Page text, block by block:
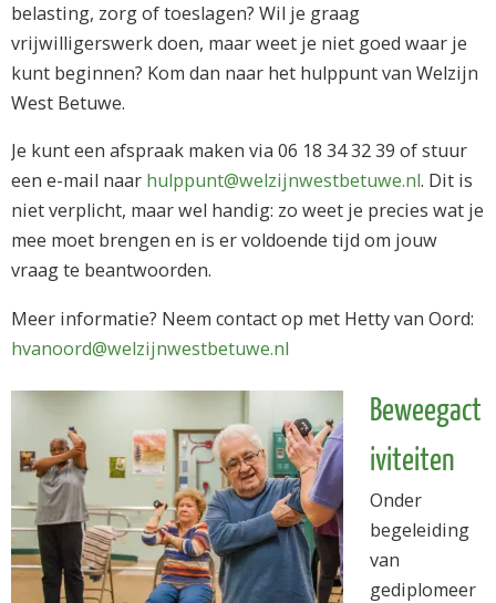
belasting, zorg of toeslagen? Wil je graag
vrijwilligerswerk doen, maar weet je niet goed waar je
kunt beginnen? Kom dan naar het hulppunt van Welzijn
West Betuwe.
Je kunt een afspraak maken via 06 18 34 32 39 of stuur
een e-mail naar hulppunt@welzijnwestbetuwe.nl. Dit is
niet verplicht, maar wel handig: zo weet je precies wat je
mee moet brengen en is er voldoende tijd om jouw
vraag te beantwoorden.
Meer informatie? Neem contact op met Hetty van Oord:
hvanoord@welzijnwestbetuwe.nl
Beweegact
iviteiten
Onder
begeleiding
van
gediplomeer